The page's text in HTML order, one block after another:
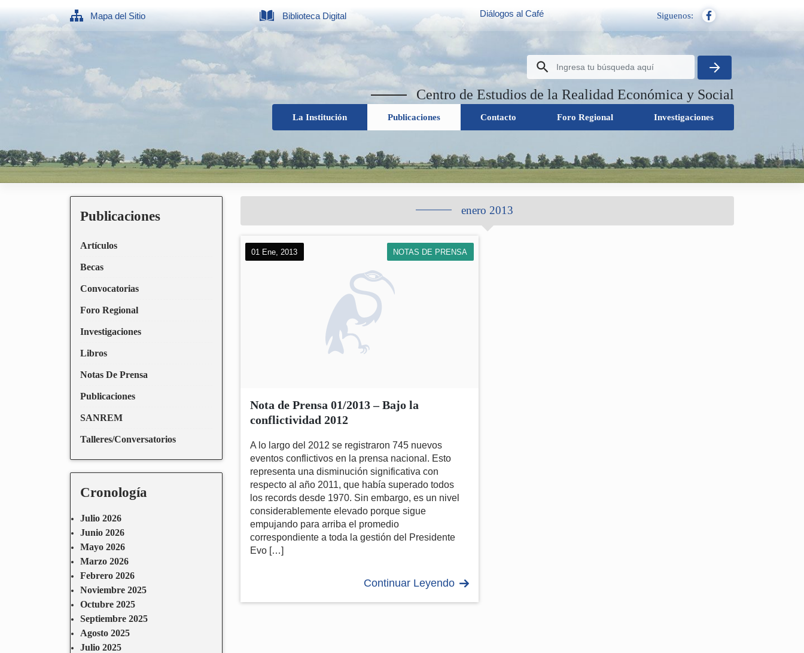
Mapa del Sitio Biblioteca Digital Diálogos al Café Siguenos:
Centro de Estudios de la Realidad Económica y Social
La Institución Publicaciones Contacto Foro Regional Investigaciones
Publicaciones
Artículos
Becas
Convocatorias
Foro Regional
Investigaciones
Libros
Notas De Prensa
Publicaciones
SANREM
Talleres/Conversatorios
Cronología
Julio 2026
Junio 2026
Mayo 2026
Marzo 2026
Febrero 2026
Noviembre 2025
Octubre 2025
Septiembre 2025
Agosto 2025
Julio 2025
enero 2013
01 Ene, 2013 NOTAS DE PRENSA
Nota de Prensa 01/2013 – Bajo la
conflictividad 2012
A lo largo del 2012 se registraron 745 nuevos
eventos conflictivos en la prensa nacional. Esto
representa una disminución significativa con
respecto al año 2011, que había superado todos
los records desde 1970. Sin embargo, es un nivel
considerablemente elevado porque sigue
empujando para arriba el promedio
correspondiente a toda la gestión del Presidente
Evo […]
Continuar Leyendo